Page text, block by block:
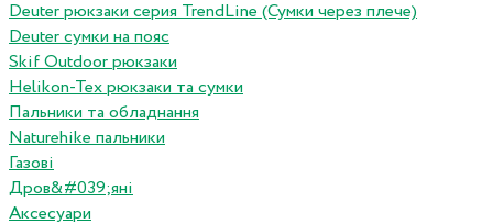
Deuter рюкзаки серия TrendLine (Сумки через плече)
Deuter сумки на пояс
Skif Outdoor рюкзаки
Helikon-Tex рюкзаки та сумки
Пальники та обладнання
Naturehike пальники
Газові
Дров&#039;яні
Аксесуари